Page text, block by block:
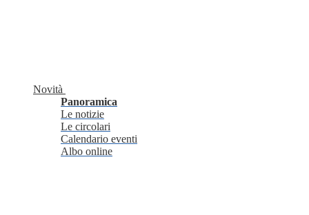
Novità
Panoramica
Le notizie
Le circolari
Calendario eventi
Albo online